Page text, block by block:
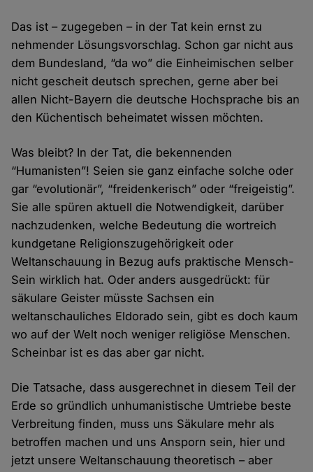
Das ist – zugegeben – in der Tat kein ernst zu
nehmender Lösungsvorschlag. Schon gar nicht aus
dem Bundesland, “da wo” die Einheimischen selber
nicht gescheit deutsch sprechen, gerne aber bei
allen Nicht-Bayern die deutsche Hochsprache bis an
den Küchentisch beheimatet wissen möchten.
Was bleibt? In der Tat, die bekennenden
“Humanisten”! Seien sie ganz einfache solche oder
gar “evolutionär”, “freidenkerisch” oder “freigeistig”.
Sie alle spüren aktuell die Notwendigkeit, darüber
nachzudenken, welche Bedeutung die wortreich
kundgetane Religionszugehörigkeit oder
Weltanschauung in Bezug aufs praktische Mensch-
Sein wirklich hat. Oder anders ausgedrückt: für
säkulare Geister müsste Sachsen ein
weltanschauliches Eldorado sein, gibt es doch kaum
wo auf der Welt noch weniger religiöse Menschen.
Scheinbar ist es das aber gar nicht.
Die Tatsache, dass ausgerechnet in diesem Teil der
Erde so gründlich unhumanistische Umtriebe beste
Verbreitung finden, muss uns Säkulare mehr als
betroffen machen und uns Ansporn sein, hier und
jetzt unsere Weltanschauung theoretisch – aber